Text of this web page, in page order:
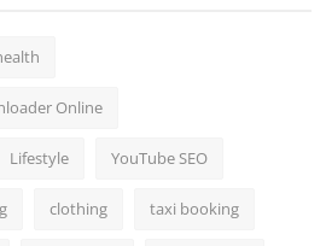
Online
Lifestyle YouTube SEO
clothing taxi booking